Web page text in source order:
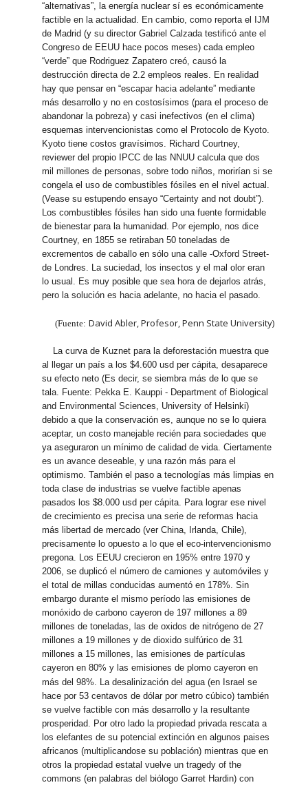
“alternativas”, la energía nuclear sí es económicamente
factible en la actualidad. En cambio, como reporta el IJM
de Madrid (y su director Gabriel Calzada testificó ante el
Congreso de EEUU hace pocos meses) cada empleo
“verde” que Rodriguez Zapatero creó, causó la
destrucción directa de 2.2 empleos reales. En realidad
hay que pensar en “escapar hacia adelante” mediante
más desarrollo y no en costosísimos (para el proceso de
abandonar la pobreza) y casi inefectivos (en el clima)
esquemas intervencionistas como el Protocolo de Kyoto.
Kyoto tiene costos gravísimos. Richard Courtney,
reviewer del propio IPCC de las NNUU calcula que dos
mil millones de personas, sobre todo niños, morirían si se
congela el uso de combustibles fósiles en el nivel actual.
(Vease su estupendo ensayo “Certainty and not doubt”).
Los combustibles fósiles han sido una fuente formidable
de bienestar para la humanidad. Por ejemplo, nos dice
Courtney, en 1855 se retiraban 50 toneladas de
excrementos de caballo en sólo una calle -Oxford Street-
de Londres. La suciedad, los insectos y el mal olor eran
lo usual. Es muy posible que sea hora de dejarlos atrás,
pero la solución es hacia adelante, no hacia el pasado.
(Fuente: David Abler, Profesor, Penn State University)
La curva de Kuznet para la deforestación muestra que
al llegar un país a los $4.600 usd per cápita, desaparece
su efecto neto (Es decir, se siembra más de lo que se
tala. Fuente: Pekka E. Kauppi - Department of Biological
and Environmental Sciences, University of Helsinki)
debido a que la conservación es, aunque no se lo quiera
aceptar, un costo manejable recién para sociedades que
ya aseguraron un mínimo de calidad de vida. Ciertamente
es un avance deseable, y una razón más para el
optimismo. También el paso a tecnologías más limpias en
toda clase de industrias se vuelve factible apenas
pasados los $8.000 usd per cápita. Para lograr ese nivel
de crecimiento es precisa una serie de reformas hacia
más libertad de mercado (ver China, Irlanda, Chile),
precisamente lo opuesto a lo que el eco-intervencionismo
pregona. Los EEUU crecieron en 195% entre 1970 y
2006, se duplicó el número de camiones y automóviles y
el total de millas conducidas aumentó en 178%. Sin
embargo durante el mismo período las emisiones de
monóxido de carbono cayeron de 197 millones a 89
millones de toneladas, las de oxidos de nitrógeno de 27
millones a 19 millones y de dioxido sulfúrico de 31
millones a 15 millones, las emisiones de partículas
cayeron en 80% y las emisiones de plomo cayeron en
más del 98%. La desalinización del agua (en Israel se
hace por 53 centavos de dólar por metro cúbico) también
se vuelve factible con más desarrollo y la resultante
prosperidad. Por otro lado la propiedad privada rescata a
los elefantes de su potencial extinción en algunos paises
africanos (multiplicandose su población) mientras que en
otros la propiedad estatal vuelve un tragedy of the
commons (en palabras del biólogo Garret Hardin) con